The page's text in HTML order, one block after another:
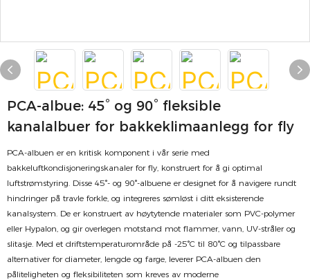
PCA-albue: 45° og 90° fleksible
kanalalbuer for bakkeklimaanlegg for fly
PCA-albuen er en kritisk komponent i vår serie med
bakkeluftkondisjoneringskanaler for fly, konstruert for å gi optimal
luftstrømstyring. Disse 45°- og 90°-albuene er designet for å navigere rundt
hindringer på travle forkle, og integreres sømløst i ditt eksisterende
kanalsystem. De er konstruert av høytytende materialer som PVC-polymer
eller Hypalon, og gir overlegen motstand mot flammer, vann, UV-stråler og
slitasje. Med et driftstemperaturområde på -25°C til 80°C og tilpassbare
alternativer for diameter, lengde og farge, leverer PCA-albuen den
påliteligheten og fleksibiliteten som kreves av moderne